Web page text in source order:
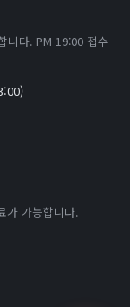
니다. PM 19:00 접수
가 가능합니다.